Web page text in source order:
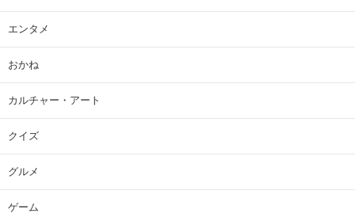
エンタメ
おかね
カルチャー・アート
クイズ
グルメ
ゲーム